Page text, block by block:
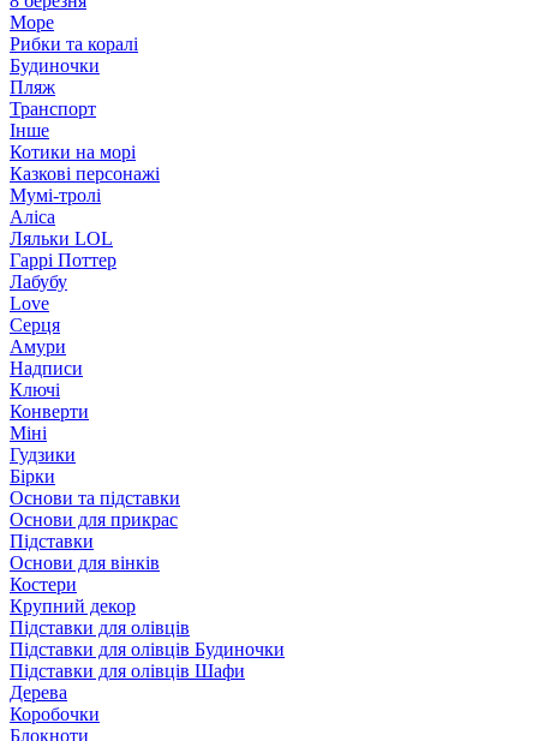
Море
Рибки та коралі
Будиночки
Пляж
Транспорт
Інше
Котики на морі
Казкові персонажі
Мумі-тролі
Аліса
Ляльки LOL
Гаррі Поттер
Лабубу
Love
Серця
Амури
Надписи
Ключі
Конверти
Міні
Гудзики
Бірки
Основи та підставки
Основи для прикрас
Підставки
Основи для вінків
Костери
Крупний декор
Підставки для олівців
Підставки для олівців Будиночки
Підставки для олівців Шафи
Дерева
Коробочки
Блокноти